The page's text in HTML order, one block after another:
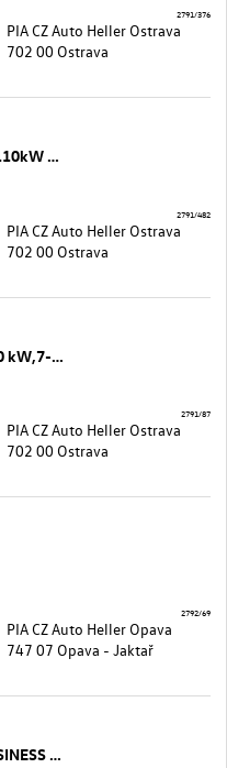
PIA CZ Auto Heller Ostrava
702 00 Ostrava
2791/376
VW Arteon Shooting Brake 2.0TDI 110kW DSG R-LINE
PIA CZ Auto Heller Ostrava
702 00 Ostrava
2791/482
VW Tiguan Allspace Life 2,0 TDI 110 kW,7-míst
PIA CZ Auto Heller Ostrava
702 00 Ostrava
2791/87
PIA CZ Auto Heller Opava
747 07 Opava - Jaktař
2792/69
VW Passat Variant 2.0 TDI DSG BUSINESS 110 KW